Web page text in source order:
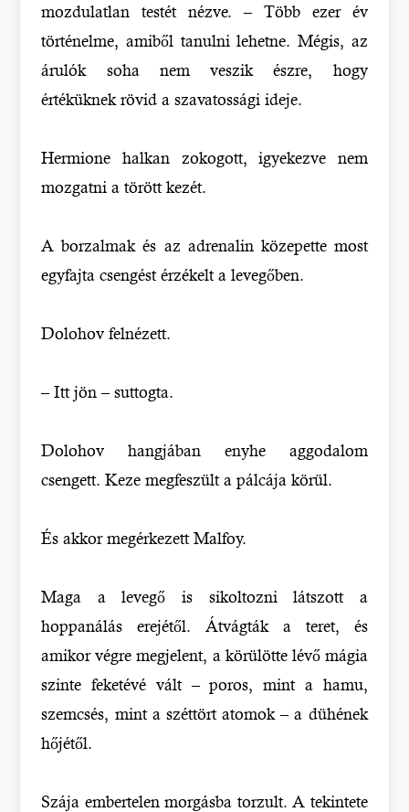
mozdulatlan testét nézve. – Több ezer év
történelme, amiből tanulni lehetne. Mégis, az
árulók soha nem veszik észre, hogy
értéküknek rövid a szavatossági ideje.
Hermione halkan zokogott, igyekezve nem
mozgatni a törött kezét.
A borzalmak és az adrenalin közepette most
egyfajta csengést érzékelt a levegőben.
Dolohov felnézett.
– Itt jön – suttogta.
Dolohov hangjában enyhe aggodalom
csengett. Keze megfeszült a pálcája körül.
És akkor megérkezett Malfoy.
Maga a levegő is sikoltozni látszott a
hoppanálás erejétől. Átvágták a teret, és
amikor végre megjelent, a körülötte lévő mágia
szinte feketévé vált – poros, mint a hamu,
szemcsés, mint a széttört atomok – a dühének
hőjétől.
Szája embertelen morgásba torzult. A tekintete